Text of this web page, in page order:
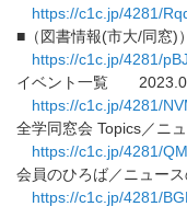
https://c1c.jp/4281/
■（図書情報(市大/同窓)
https://c1c.jp/4281/
イベント一覧
https://c1c.jp/4281/
全学同窓会 Topics／ニ
https://c1c.jp/4281/
会員のひろば／ニュー
https://c1c.jp/4281/